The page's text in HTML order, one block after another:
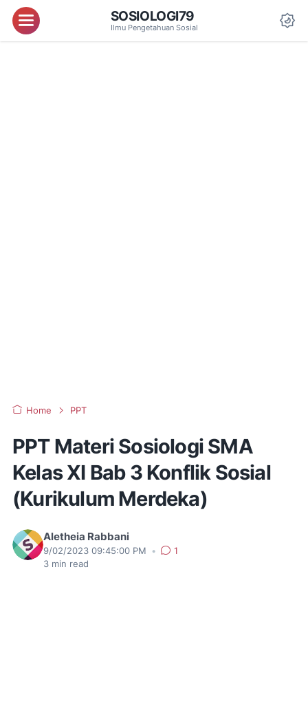
Menu SOSIOLOGI79
Ilmu Pengetahuan Sosial
Home PPT
PPT Materi Sosiologi SMA
Kelas XI Bab 3 Konflik Sosial
(Kurikulum Merdeka)
Aletheia Rabbani
9/02/2023 09:45:00 PM •
1
3 min read